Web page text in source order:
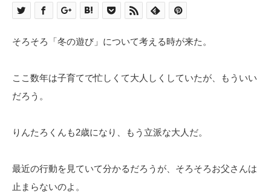
そろそろ「冬の遊び」について考える時が来た。
ここ数年は子育てで忙しくて大人しくしていたが、もういい
だろう。
りんたろくんも2歳になり、もう立派な大人だ。
最近の行動を見ていて分かるだろうが、そろそろお父さんは
止まらないのよ。